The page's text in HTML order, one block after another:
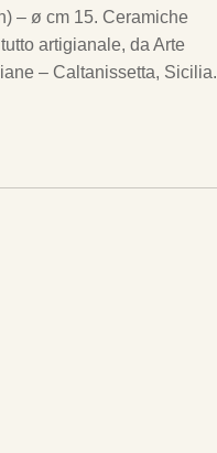
– ø cm 15. Ceramiche
artigianale, da Arte
– Caltanissetta, Sicilia.